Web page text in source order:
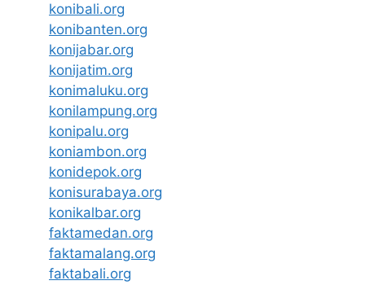
konibali.org
konibanten.org
konijabar.org
konijatim.org
konimaluku.org
konilampung.org
konipalu.org
koniambon.org
konidepok.org
konisurabaya.org
konikalbar.org
faktamedan.org
faktamalang.org
faktabali.org